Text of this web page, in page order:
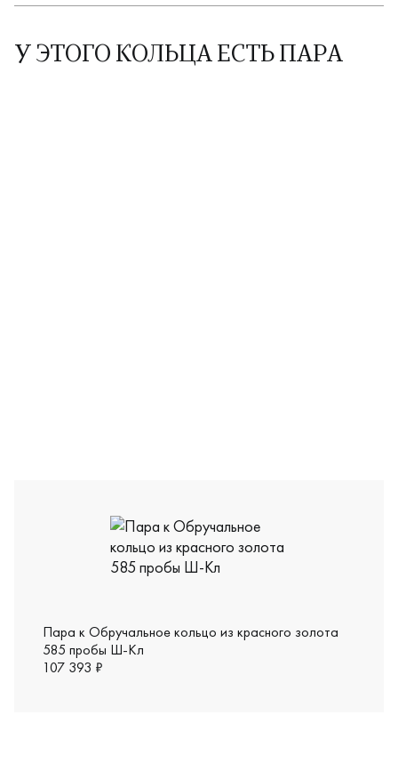
У ЭТОГО КОЛЬЦА ЕСТЬ ПАРА
Пара к Обручальное кольцо из красного золота
585 пробы Ш-Кл
107 393 ₽